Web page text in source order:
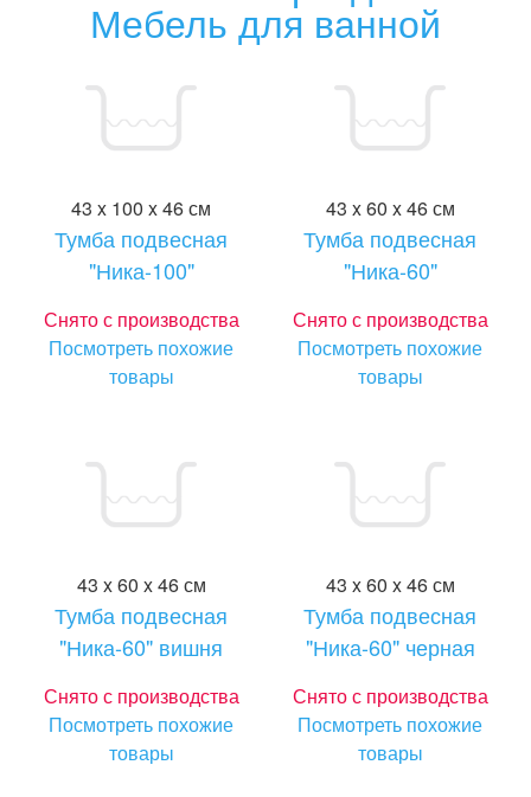
Мебель для ванной
43 x 100 x 46 см
Тумба подвесная
"Ника-100"
Снято с производства
Посмотреть похожие
товары
43 x 60 x 46 см
Тумба подвесная
"Ника-60"
Снято с производства
Посмотреть похожие
товары
43 x 60 x 46 см
Тумба подвесная
"Ника-60" вишня
Снято с производства
Посмотреть похожие
товары
43 x 60 x 46 см
Тумба подвесная
"Ника-60" черная
Снято с производства
Посмотреть похожие
товары